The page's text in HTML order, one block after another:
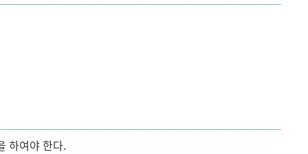
하여야 한다.